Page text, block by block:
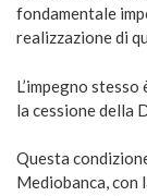
fondamentale
realizzazione di
L’impegno
la cessione della
Questa
Mediobanca, con